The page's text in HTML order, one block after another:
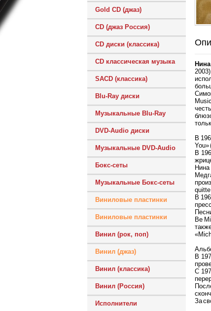
Gold CD (джаз)
CD (джаз Россия)
CD диски (классика)
CD классическая музыка
SACD (классика)
Blu-Ray диски
Музыкальные Blu-Ray
DVD-Audio диски
Музыкальные DVD-Audio
Бокс-сеты
Музыкальные Бокс-сеты
Виниловые пластинки
Виниловые пластинки
Винил (рок, поп)
Винил (джаз)
Винил (классика)
Винил (Россия)
Исполнители
В
You»
В
quitte
В
Be
В
С
За